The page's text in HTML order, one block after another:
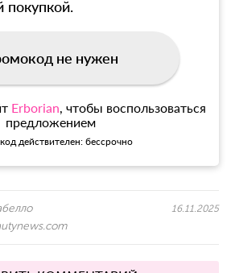
покупкой.
не нужен
Erborian, чтобы воспользоваться
предложением
действителен: бессрочно
16.11.2025